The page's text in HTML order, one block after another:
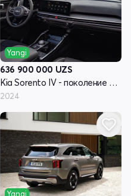
Yangi
636 900 000 UZS
Kia Sorento IV - поколение рестайлинг
2024
Yangi